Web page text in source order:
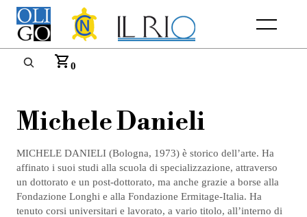
Menu
0
Michele Danieli
MICHELE DANIELI (Bologna, 1973) è storico dell’arte. Ha
affinato i suoi studi alla scuola di specializzazione, attraverso
un dottorato e un post-dottorato, ma anche grazie a borse alla
Fondazione Longhi e alla Fondazione Ermitage-Italia. Ha
tenuto corsi universitari e lavorato, a vario titolo, all’interno di